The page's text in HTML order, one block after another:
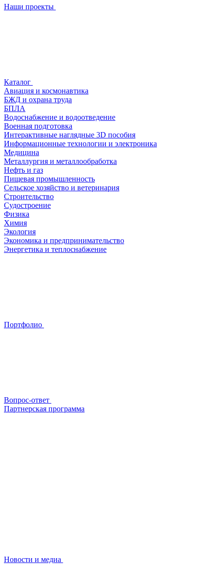
Наши проекты
Каталог
Авиация и космонавтика
БЖД и охрана труда
БПЛА
Водоснабжение и водоотведение
Военная подготовка
Интерактивные наглядные 3D пособия
Информационные технологии и электроника
Медицина
Металлургия и металлообработка
Нефть и газ
Пищевая промышленность
Сельское хозяйство и ветеринария
Строительство
Судостроение
Физика
Химия
Экология
Экономика и предпринимательство
Энергетика и теплоснабжение
Портфолио
Вопрос-ответ
Партнерская программа
Новости и медиа